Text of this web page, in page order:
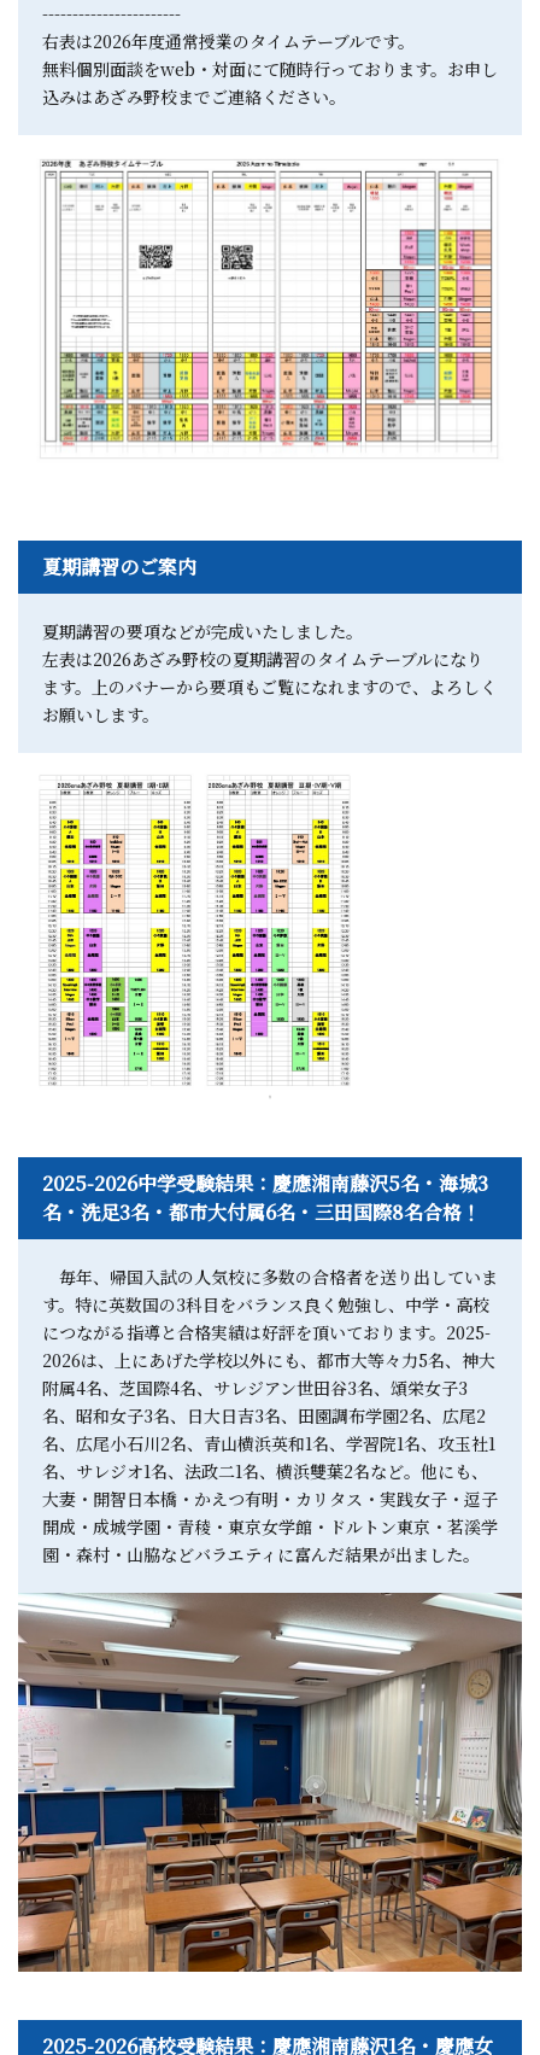
-----------------------
右表は2026年度通常授業のタイムテーブルです。
無料個別面談をweb・対面にて随時行っております。お申し
込みはあざみ野校までご連絡ください。
夏期講習のご案内
夏期講習の要項などが完成いたしました。
左表は2026あざみ野校の夏期講習のタイムテーブルになり
ます。上のバナーから要項もご覧になれますので、よろしく
お願いします。
2025-2026中学受験結果：慶應湘南藤沢5名・海城3
名・洗足3名・都市大付属6名・三田国際8名合格！
毎年、帰国入試の人気校に多数の合格者を送り出していま
す。特に英数国の3科目をバランス良く勉強し、中学・高校
につながる指導と合格実績は好評を頂いております。2025-
2026は、上にあげた学校以外にも、都市大等々力5名、神大
附属4名、芝国際4名、サレジアン世田谷3名、頌栄女子3
名、昭和女子3名、日大日吉3名、田園調布学園2名、広尾2
名、広尾小石川2名、青山横浜英和1名、学習院1名、攻玉社1
名、サレジオ1名、法政二1名、横浜雙葉2名など。他にも、
大妻・開智日本橋・かえつ有明・カリタス・実践女子・逗子
開成・成城学園・青稜・東京女学館・ドルトン東京・茗溪学
園・森村・山脇などバラエティに富んだ結果が出ました。
2025-2026高校受験結果：慶應湘南藤沢1名・慶應女